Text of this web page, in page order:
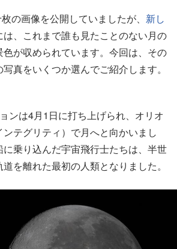
の画像を公開していましたが、 新し
は、これまで誰も見たことのない月の
が収められています。今回は、その
真をいくつか選んでご紹介します。
ンは4月1日に打ち上げられ、オリオ
テグリティ）で月へと向かいまし
乗り込んだ宇宙飛行士たちは、半世
を離れた最初の人類となりました。